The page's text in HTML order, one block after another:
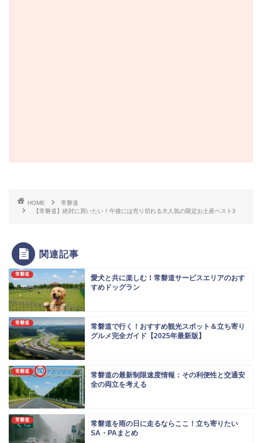
HOME
常磐道
【常磐道】絶対に買いたい！午後には売り切れる大人気の限定お土産ベスト3
関連記事
常磐道
愛犬と共に楽しむ！常磐道サービスエリアのおす
すめドッグラン
常磐道
常磐道で行く！おすすめ観光スポット＆立ち寄り
グルメ完全ガイド【2025年最新版】
常磐道
常磐道の最新制限速度情報：その利便性と交通安
全の両立を考える
常磐道
常磐道を雨の日に走るならここ！立ち寄りたい
SA・PAまとめ